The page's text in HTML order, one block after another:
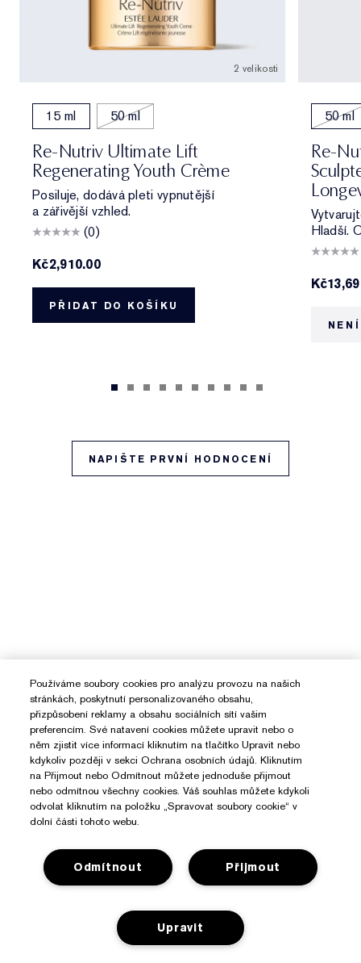
2 velikosti
15 ml 50 ml
Re-Nutriv Ultimate Lift
Regenerating Youth Crème
Posiluje, dodává pleti vypnutější
a zářivější vzhled.
(0)
Kč2,910.00
PŘIDAT DO KOŠÍKU
50 ml
Re-
Hladší.
NAPIŠTE PRVNÍ HODNOCENÍ
Potřebujete Pomoc?
Používáme soubory cookies pro analýzu provozu na našich
stránkách, poskytnutí personalizovaného obsahu,
přizpůsobení reklamy a obsahu sociálních sítí vašim
preferencím. Své natavení cookies můžete upravit nebo o
něm zjistit více informací kliknutím na tlačítko Upravit nebo
kdykoliv později v sekci Ochrana osobních údajů. Kliknutím
na Přijmout nebo Odmítnout můžete jednoduše přijmout
nebo odmítnou všechny cookies. Váš souhlas můžete kdykoli
odvolat kliknutím na položku „Spravovat soubory cookie“ v
dolní části tohoto webu.
Přijmout
Odmítnout
Upravit